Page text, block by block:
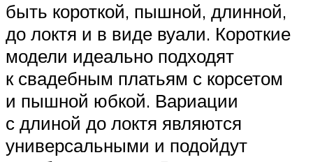
быть короткой, пышной, длинной,
до локтя и в виде вуали. Короткие
модели идеально подходят
к свадебным платьям с корсетом
и пышной юбкой. Вариации
с длиной до локтя являются
универсальными и подойдут